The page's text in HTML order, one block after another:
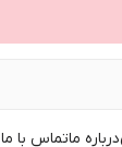
درباره ماتماس با ما